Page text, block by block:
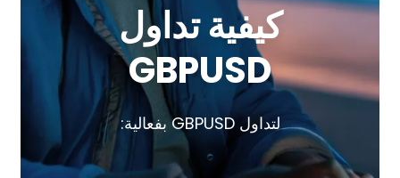
كيفية تداول
GBPUSD
لتداول GBPUSD بفعالية: